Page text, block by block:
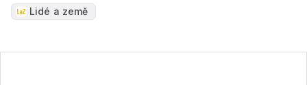
Lidé a země